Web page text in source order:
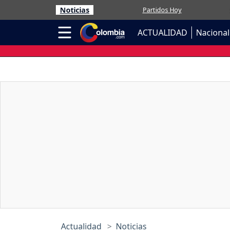
Noticias Partidos Hoy
ACTUALIDAD Nacional
Actualidad Noticias